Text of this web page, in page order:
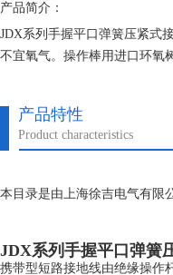
产品简介：
JDX系列手握平口弹簧压紧式
不宜氧气。操作棒用进口环氧
产品特性
Product characteristics
本目录是由上海徐吉电气有限
JDX系列手握平口弹簧
携带型短路接地线由绝缘操作